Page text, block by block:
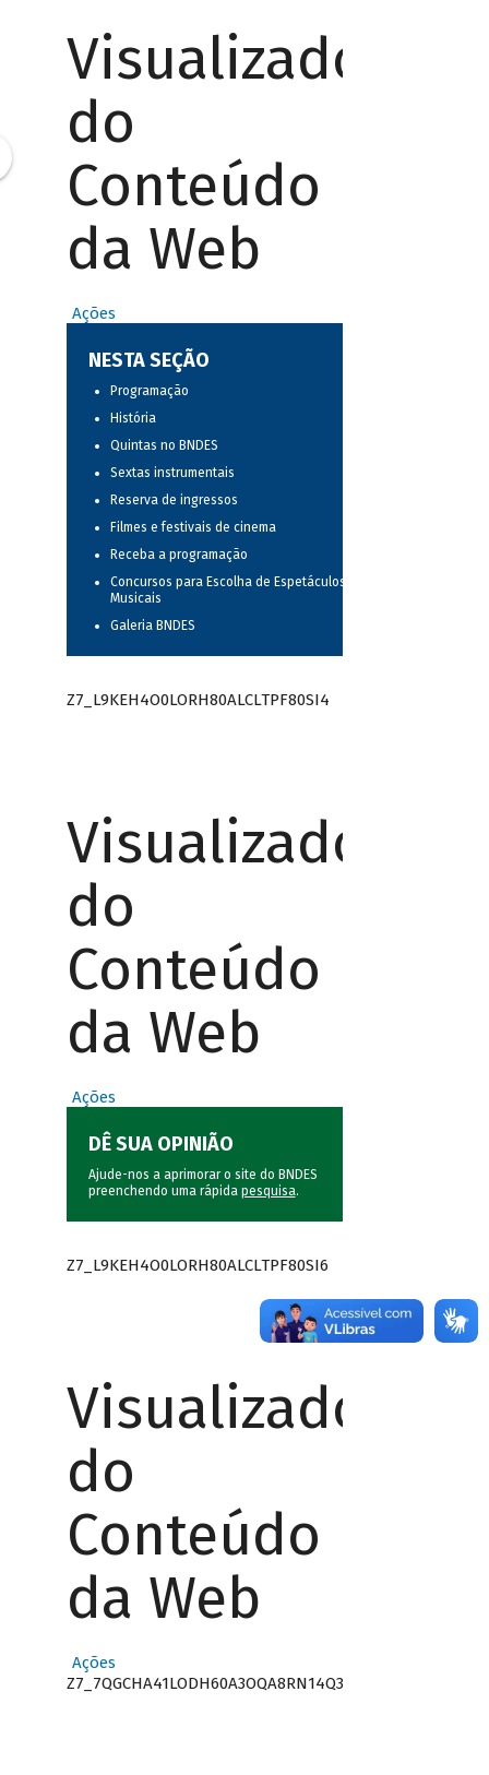
Visualizador
do
Conteúdo
da Web
Ações
NESTA SEÇÃO
Programação
História
Quintas no BNDES
Sextas instrumentais
Reserva de ingressos
Filmes e festivais de cinema
Receba a programação
Concursos para Escolha de Espetáculos
Musicais
Galeria BNDES
Z7_L9KEH4O0LORH80ALCLTPF80SI4
Visualizador
do
Conteúdo
da Web
Ações
DÊ SUA OPINIÃO
Ajude-nos a aprimorar o site do BNDES
preenchendo uma rápida pesquisa.
Z7_L9KEH4O0LORH80ALCLTPF80SI6
Visualizador
do
Conteúdo
da Web
Ações
Z7_7QGCHA41LODH60A3OQA8RN14Q3